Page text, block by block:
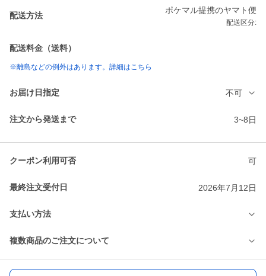
配送方法
ポケマル提携のヤマト便
配送区分:
配送料金（送料）
※離島などの例外はあります。詳細はこちら
お届け日指定 不可
注文から発送まで 3~8日
クーポン利用可否 可
最終注文受付日 2026年7月12日
支払い方法
複数商品のご注文について